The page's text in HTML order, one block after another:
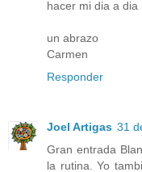
hacer mi dia a dia
un abrazo
Carmen
Responder
Joel Artigas 31
Gran entrada
la rutina. Yo